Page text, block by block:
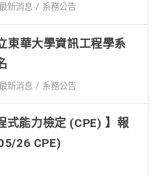
最新消息 / 系務公告
東華大學資訊工程學系
最新消息 / 系務公告
式能力檢定 (CPE) 】報
26 CPE)